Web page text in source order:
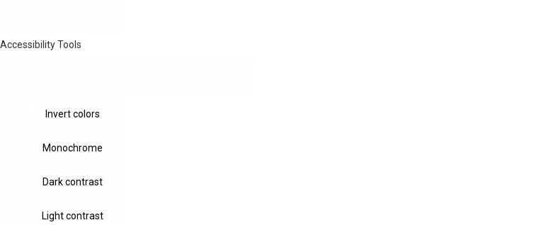
Accessibility Tools
Invert colors
Monochrome
Dark contrast
Light contrast